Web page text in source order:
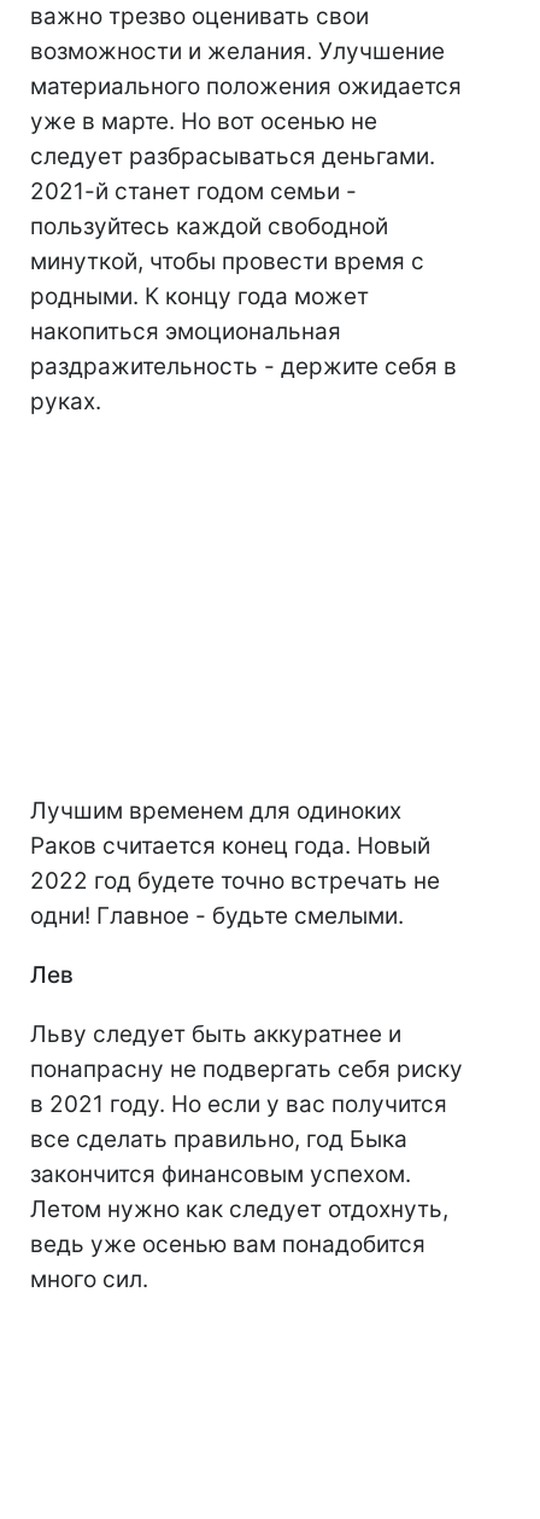
важно трезво оценивать свои
возможности и желания. Улучшение
материального положения ожидается
уже в марте. Но вот осенью не
следует разбрасываться деньгами.
2021-й станет годом семьи -
пользуйтесь каждой свободной
минуткой, чтобы провести время с
родными. К концу года может
накопиться эмоциональная
раздражительность - держите себя в
руках.
Лучшим временем для одиноких
Раков считается конец года. Новый
2022 год будете точно встречать не
одни! Главное - будьте смелыми.
Лев
Льву следует быть аккуратнее и
понапрасну не подвергать себя риску
в 2021 году. Но если у вас получится
все сделать правильно, год Быка
закончится финансовым успехом.
Летом нужно как следует отдохнуть,
ведь уже осенью вам понадобится
много сил.